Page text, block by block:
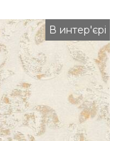
В интер'єрі